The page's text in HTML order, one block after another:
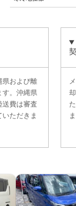
県および離
す。沖縄県
送費は審査
ただきま